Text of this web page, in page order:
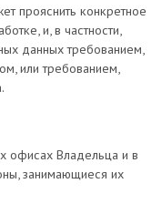
прояснить конкретное
и, в частности,
данных требованием,
или требованием,
офисах Владельца и в
занимающиеся их